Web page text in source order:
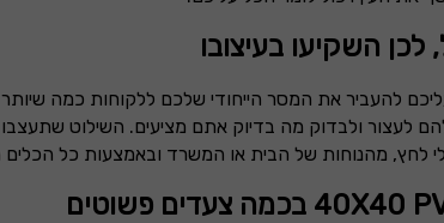
השקיעו בעיצובו
להעביר את המסר הייחודי שלכם ללקוחות כמה
לעצור ולבדוק מה בדיוק אתם מציעים. השילוט
לחץ, מהנוחות של הבית או המשרד ובאמצעות כל